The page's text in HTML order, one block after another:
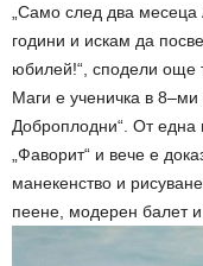
„Само след два
години и искам да
юбилей!“, сподели още
Маги е ученичка в 8–ми
Доброплодни“. От една
„Фаворит“ и вече е
манекенство и
пеене, модерен балет и